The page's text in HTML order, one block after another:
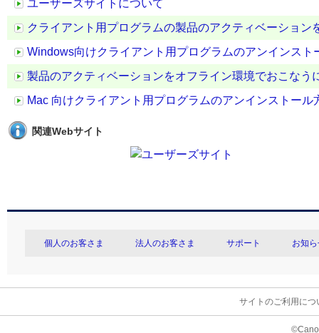
ユーザーズサイトについて
クライアント用プログラムの製品のアクティベーション
Windows向けクライアント用プログラムのアンインスト
製品のアクティベーションをオフライン環境でおこなう
Mac 向けクライアント用プログラムのアンインストール
関連Webサイト
個人のお客さま 法人のお客さま サポート お知
サイトのご利用につ